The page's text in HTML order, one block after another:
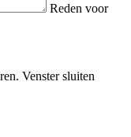
Reden voor
Venster sluiten